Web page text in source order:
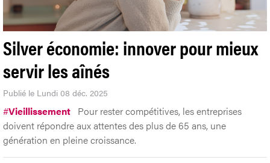
Silver économie: innover pour mieux
servir les aînés
Publié le Lundi 08 déc. 2025
#Vieillissement Pour rester compétitives, les entreprises
doivent répondre aux attentes des plus de 65 ans, une
génération en pleine croissance.